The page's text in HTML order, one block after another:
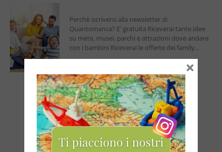
Perchè iscriversi alla newsletter di
Quantomanca? E' gratuita Riceverai tante idee
su mete, musei, parchi e attrazioni dove andare
con i bambini Riceverai le offerte dei family...
×